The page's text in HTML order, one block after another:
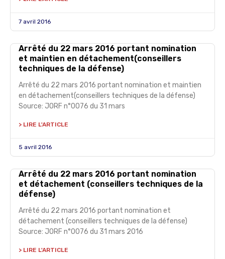
7 avril 2016
Arrêté du 22 mars 2016 portant nomination
et maintien en détachement(conseillers
techniques de la défense)
Arrêté du 22 mars 2016 portant nomination et maintien
en détachement(conseillers techniques de la défense)
Source: JORF n°0076 du 31 mars
> LIRE L'ARTICLE
5 avril 2016
Arrêté du 22 mars 2016 portant nomination
et détachement (conseillers techniques de la
défense)
Arrêté du 22 mars 2016 portant nomination et
détachement (conseillers techniques de la défense)
Source: JORF n°0076 du 31 mars 2016
> LIRE L'ARTICLE